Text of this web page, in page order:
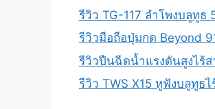
รีวิว TG-117 ลำโพงบลูทูธ
รีวิวมือถือปุ่มกด Beyond
รีวิวปืนฉีดน้ำแรงดันสูงไร้ส
รีวิว TWS X15 หูฟังบลูทูธไ